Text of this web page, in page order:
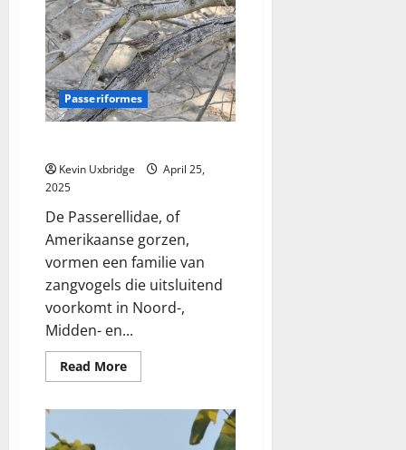
Passeriformes
Kevin Uxbridge
April 25,
2025
De Passerellidae, of
Amerikaanse gorzen,
vormen een familie van
zangvogels die uitsluitend
voorkomt in Noord-,
Midden- en...
Read MoreRead
more